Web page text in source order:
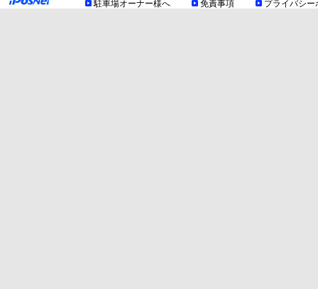
駐車場オーナー様へ 免責事項 プライバシー